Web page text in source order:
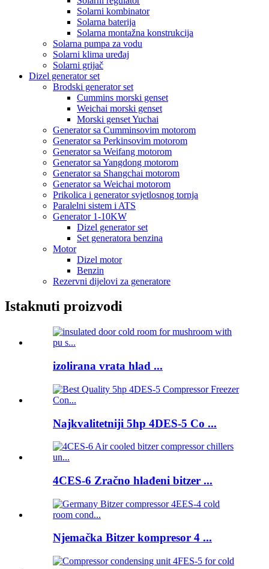
Solarni kombinator
Solarna baterija
Solarna montažna konstrukcija
Solarna pumpa za vodu
Solarni klima uređaj
Solarni grijač
Dizel generator set
Brodski generator set
Cummins morski genset
Weichai morski genset
Morski genset Yuchai
Generator sa Cumminsovim motorom
Generator sa Perkinsovim motorom
Generator sa Weifang motorom
Generator sa Yangdong motorom
Generator sa Shangchai motorom
Generator sa Weichai motorom
Prikolica i generator svjetlosnog tornja
Paralelni sistem i ATS
Generator 1-10KW
Dizel generator set
Set generatora benzina
Motor
Dizel motor
Benzin
Rezervni dijelovi za generatore
Istaknuti proizvodi
izolirana vrata hlad ...
Najkvalitetniji 5hp 4DES-5 Co ...
4CES-6 Zračno hlađeni bitzer ...
Njemačka Bitzer kompresor 4 ...